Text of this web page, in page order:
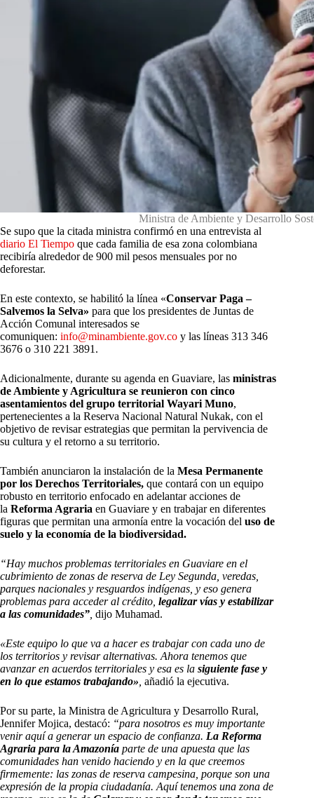
Ministra de Ambiente y Desarrollo
Se supo que la citada ministra confirmó en una entrevista al
diario El Tiempo que cada familia de esa zona colombiana
recibiría alrededor de 900 mil pesos mensuales por no
deforestar.
En este contexto, se habilitó la línea «Conservar Paga –
Salvemos la Selva» para que los presidentes de Juntas de
Acción Comunal interesados se
comuniquen: info@minambiente.gov.co y las líneas 313 346
3676 o 310 221 3891.
Adicionalmente, durante su agenda en Guaviare, las ministras
de Ambiente y Agricultura se reunieron con cinco
asentamientos del grupo territorial Wayari Muno,
pertenecientes a la Reserva Nacional Natural Nukak, con el
objetivo de revisar estrategias que permitan la pervivencia de
su cultura y el retorno a su territorio.
También anunciaron la instalación de la Mesa Permanente
por los Derechos Territoriales, que contará con un equipo
robusto en territorio enfocado en adelantar acciones de
la Reforma Agraria en Guaviare y en trabajar en diferentes
figuras que permitan una armonía entre la vocación del uso de
suelo y la economía de la biodiversidad.
“Hay muchos problemas territoriales en Guaviare en el
cubrimiento de zonas de reserva de Ley Segunda, veredas,
parques nacionales y resguardos indígenas, y eso genera
problemas para acceder al crédito, legalizar vías y estabilizar
a las comunidades” dijo Muhamad.
«Este equipo lo que va a hacer es trabajar con cada uno de
los territorios y revisar alternativas. Ahora tenemos que
avanzar en acuerdos territoriales y esa es la siguiente fase y
en lo que estamos trabajando» añadió la ejecutiva.
Por su parte, la Ministra de Agricultura y Desarrollo Rural,
Jennifer Mojica, destacó: “para nosotros es muy importante
venir aquí a generar un espacio de confianza. La Reforma
Agraria para la Amazonía parte de una apuesta que las
comunidades han venido haciendo y en la que creemos
firmemente: las zonas de reserva campesina, porque son una
expresión de la propia ciudadanía. Aquí tenemos una zona de